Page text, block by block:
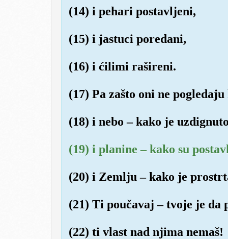
(14) i pehari postavljeni,
(15) i jastuci poredani,
(16) i ćilimi rašireni.
(17) Pa zašto oni ne
(18) i nebo – kako je
(19) i planine – kako su
(20) i Zemlju – kako je
(21) Ti poučavaj – tvoje je da
(22) ti vlast nad njima nemaš!